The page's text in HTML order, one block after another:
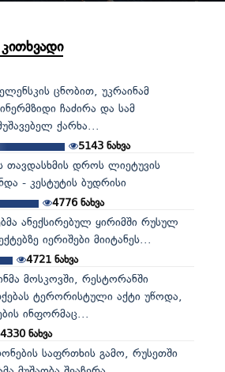
ცნობით, უკრაინამ
ჩაძირა და სამ
ქარხა...
5143 ნახვა
თავდასხმის დროს ლიეტუვის
- კესტუტის ბუდრისი
4776ნახვა
ანექსირებულ ყირიმში რუსულ
იერიშები მიიტანეს...
4721ნახვა
მოსკოვში, რესტორანში
ტერორისტული აქტი უწოდა,
ინფორმაც...
4330ნახვა
საფრთხის გამო, რუსეთში